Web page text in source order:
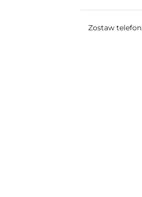
Zostaw telefon